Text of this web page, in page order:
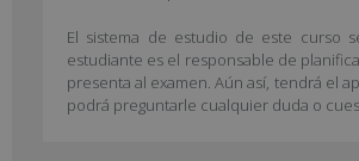
El sistema de estudio de este curso
estudiante es el responsable de
presenta al examen. Aún así, tendrá el
podrá preguntarle cualquier duda o